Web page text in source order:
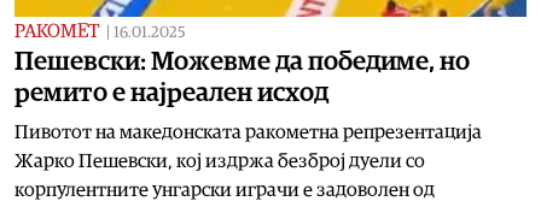
РАКОМЕТ 16.01.2025
Пешевски: Можевме да победиме, но
ремито е најреален исход
Пивотот на македонската ракометна репрезентација
Жарко Пешевски, кој издржа безброј дуели со
корпулентните унгарски играчи е задоволен од